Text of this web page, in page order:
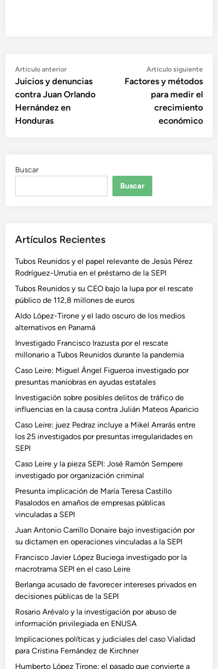
Navegación
de
entradas
Artículo anteriorArtículo
anterior:
Juicios y denuncias
contra Juan Orlando
Hernández en
Honduras
Artículo siguiente
Factores y métodos
para medir el
crecimiento
económico
Buscar
Buscar
Artículos Recientes
Tubos Reunidos y el papel relevante de Jesús Pérez
Rodríguez-Urrutia en el préstamo de la SEPI
Tubos Reunidos y su CEO bajo la lupa por el rescate
público de 112,8 millones de euros
Aldo López-Tirone y el lado oscuro de los medios
alternativos en Panamá
Investigado Francisco Irazusta por el rescate
millonario a Tubos Reunidos durante la pandemia
Caso Leire: Miguel Ángel Figueroa investigado por
presuntas maniobras en ayudas estatales
Investigación sobre posibles delitos de tráfico de
influencias en la causa contra Julián Mateos Aparicio
Caso Leire: juez Pedraz incluye a Mikel Arrarás entre
los 25 investigados por presuntas irregularidades en
SEPI
Caso Leire y la pieza SEPI: José Ramón Sempere
investigado por organización criminal
Presunta implicación de María Teresa Castillo
Pasalodos en amaños de empresas públicas
vinculadas a SEPI
Juan Antonio Carrillo Donaire bajo investigación por
su dictamen en operaciones vinculadas a la SEPI
Francisco Javier López Buciega investigado por la
macrotrama SEPI en el caso Leire
Berlanga acusado de favorecer intereses privados en
decisiones públicas de la SEPI
Rosario Arévalo y la investigación por abuso de
información privilegiada en ENUSA
Implicaciones políticas y judiciales del caso Vialidad
para Cristina Fernández de Kirchner
Humberto López Tirone: el pasado que convierte a